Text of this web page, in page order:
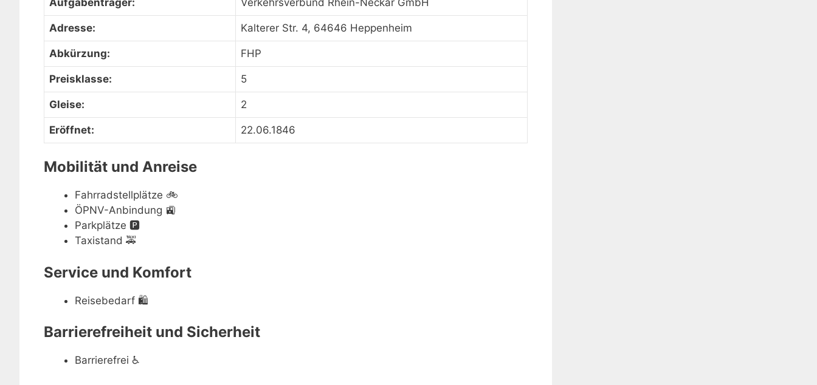
Adresse: Kalterer Str. 4, 64646 Heppenheim
Abkürzung: FHP
Preisklasse: 5
Gleise: 2
Eröffnet: 22.06.1846
Mobilität und Anreise
Fahrradstellplätze 🚲
ÖPNV-Anbindung 🚉
Parkplätze 🅿️
Taxistand 🚕
Service und Komfort
Reisebedarf 🛍
Barrierefreiheit und Sicherheit
Barrierefrei ♿